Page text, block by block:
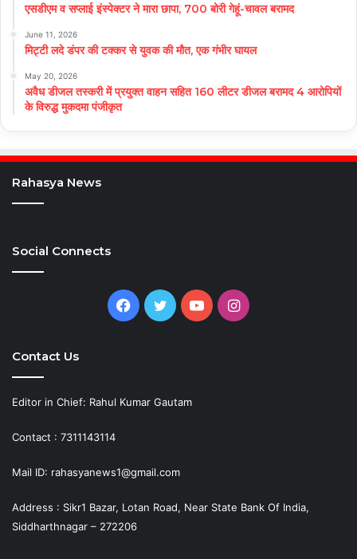
एसडीएम व सप्लाई इंस्पेक्टर ने मारा छापा, 700 बोरी गेहूं-चावल बरामद
June 11, 2026
मिट्टी लदे डंपर की टक्कर से युवक की मौत, एक गंभीर घायल
May 20, 2026
अवैध डीजल तस्करी में प्रयुक्त वाहन सहित 160 लीटर डीजल बरामद 4 आरोपियों
के विरुद्ध मुकदमा पंजीकृत
Rahasya News
Social Connects
Facebook
TwitterYouTubeInstagram
Contact Us
Editor in Chief: Rahul Kumar Gautam
Contact : 7311143114
Mail ID: rahasyanews1@gmail.com
Address : Sikr1 Bazar, Lotan Road, Near State Bank Of India,
Siddharthnagar – 272206